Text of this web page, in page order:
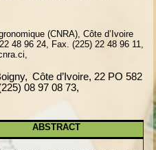
(CNRA), Côte d’Ivoire
48 96 24, Fax. (225) 22 48 96 11,
,
Côte d’Ivoire, 22 PO 582
08 97 08 73,
ABSTRACT